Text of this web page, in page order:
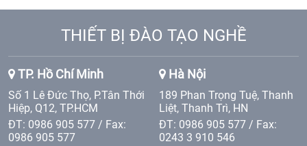
THIẾT BỊ ĐÀO TẠO NGHỀ
TP. Hồ Chí Minh
Số 1 Lê Đức Thọ, P.Tân Thới
Hiệp, Q12, TP.HCM
ĐT: 0986 905 577 / Fax:
0986 905 577
Hà Nội
189 Phan Trọng Tuệ, Thanh
Liệt, Thanh Trì, HN
ĐT: 0986 905 577 / Fax:
0243 3 910 546